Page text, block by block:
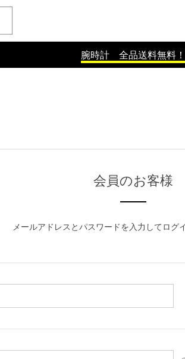
腕時計 全品送料無料！
会員のお客様
メールアドレスとパスワードを入力してログ